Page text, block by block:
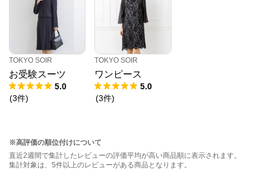
TOKYO SOIR
お受験スーツ
5.0
(3件)
TOKYO SOIR
ワンピース
5.0
(3件)
※高評価の順位付けについて
直近2週間で集計したレビューの評価平均が高い商品順に表示されます。
集計対象は、5件以上のレビューがある商品となります。